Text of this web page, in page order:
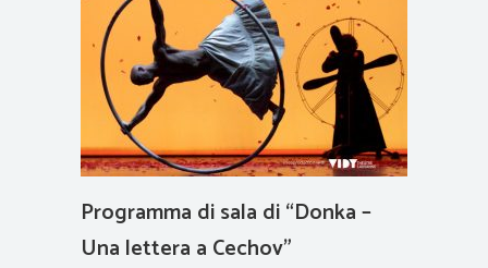
Programma di sala di “Donka –
Una lettera a Cechov”